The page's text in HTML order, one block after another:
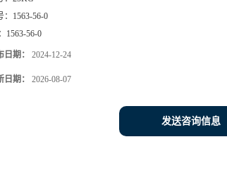
1563-56-0
1563-56-0
日期： 2024-12-24
日期： 2026-08-07
发送咨询信息